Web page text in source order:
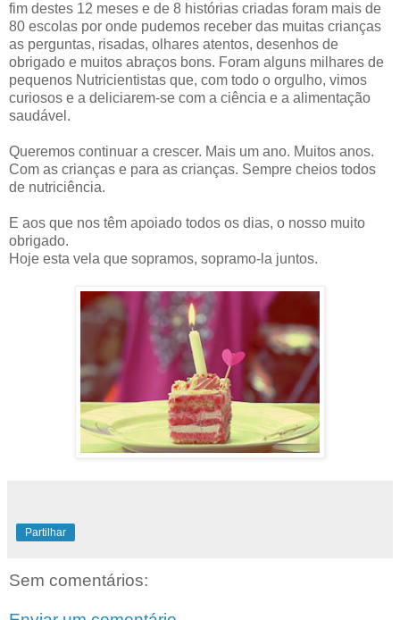
fim destes 12 meses e de 8 histórias criadas foram mais de
80 escolas por onde pudemos receber das muitas crianças
as perguntas, risadas, olhares atentos, desenhos de
obrigado e muitos abraços bons. Foram alguns milhares de
pequenos Nutricientistas que, com todo o orgulho, vimos
curiosos e a deliciarem-se com a ciência e a alimentação
saudável.
Queremos continuar a crescer. Mais um ano. Muitos anos.
Com as crianças e para as crianças. Sempre cheios todos
de nutriciência.
E aos que nos têm apoiado todos os dias, o nosso muito
obrigado.
Hoje esta vela que sopramos, sopramo-la juntos.
Partilhar
Sem comentários: